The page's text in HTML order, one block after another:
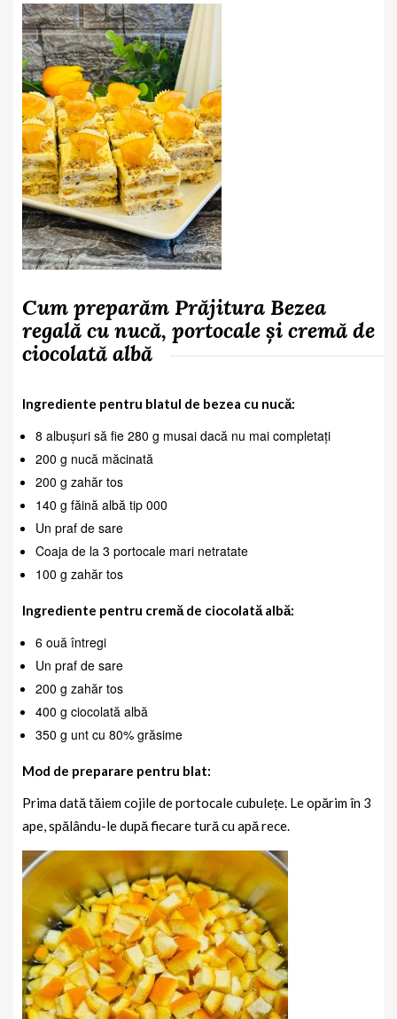
Cum preparăm Prăjitura Bezea
regală cu nucă, portocale și cremă de
ciocolată albă
Ingrediente pentru blatul de bezea cu nucă:
8 albușuri să fie 280 g musai dacă nu mai completați
200 g nucă măcinată
200 g zahăr tos
140 g făină albă tip 000
Un praf de sare
Coaja de la 3 portocale mari netratate
100 g zahăr tos
Ingrediente pentru cremă de ciocolată albă:
6 ouă întregi
Un praf de sare
200 g zahăr tos
400 g ciocolată albă
350 g unt cu 80% grăsime
Mod de preparare pentru blat:
Prima dată tăiem cojile de portocale cubulețe. Le opărim în 3
ape, spălându-le după fiecare tură cu apă rece.